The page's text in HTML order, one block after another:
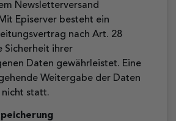
Newsletterversand
Episerver besteht ein
nach Art. 28
Sicherheit ihrer
Daten gewährleistet. Eine
Weitergabe der Daten
statt.